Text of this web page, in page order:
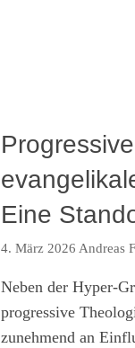
Eine
4. März 2026 Andreas
Neben der Hyper-
progressive
zunehmend an